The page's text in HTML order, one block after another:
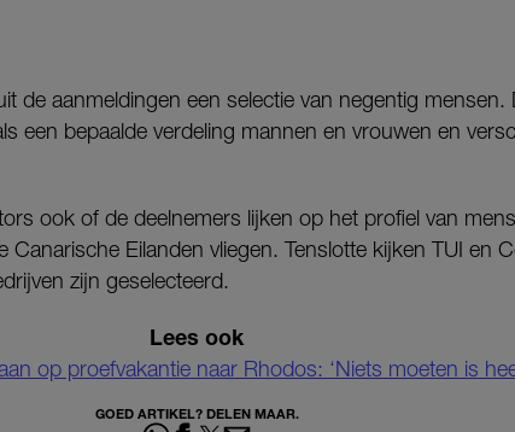
de aanmeldingen een selectie van negentig mensen.
een bepaalde verdeling mannen en vrouwen en
ook of de deelnemers lijken op het profiel van
Eilanden vliegen. Tenslotte kijken TUI en
zijn geselecteerd.
Lees ook
op proefvakantie naar Rhodos: ‘Niets moeten is
GOED ARTIKEL? DELEN MAAR.